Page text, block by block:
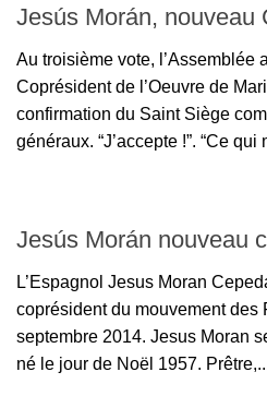
Jesús Morán, nouveau
Au troisième vote, l’Assemblée
Coprésident de l’Oeuvre de
confirmation du Saint Siège
généraux. “J’accepte !”. “Ce qui
Jesús Morán nouveau
L’Espagnol Jesus Moran
coprésident du mouvement des
septembre 2014. Jesus Moran
né le jour de Noël 1957.